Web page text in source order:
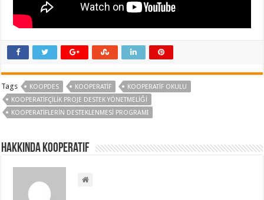
Tags KOOPDES KOOPERATIF
KOOPERATIF OKULU
KOOPERATİFÇİLİK PROJE DESTEK YÖNETMELİĞİ
KOOPERATIFLERIN DESTEKLENMESI PROGRAMI
Hakkında kooperatif